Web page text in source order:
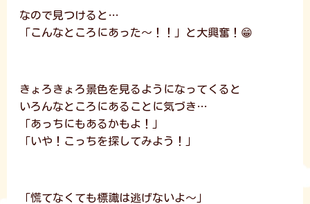
なので見つけると…
「こんなところにあった～！！」と大興奮！😁
きょろきょろ景色を見るようになってくると
いろんなところにあることに気づき…
「あっちにもあるかもよ！」
「いや！こっちを探してみよう！」
「慌てなくても標識は逃げないよ～」